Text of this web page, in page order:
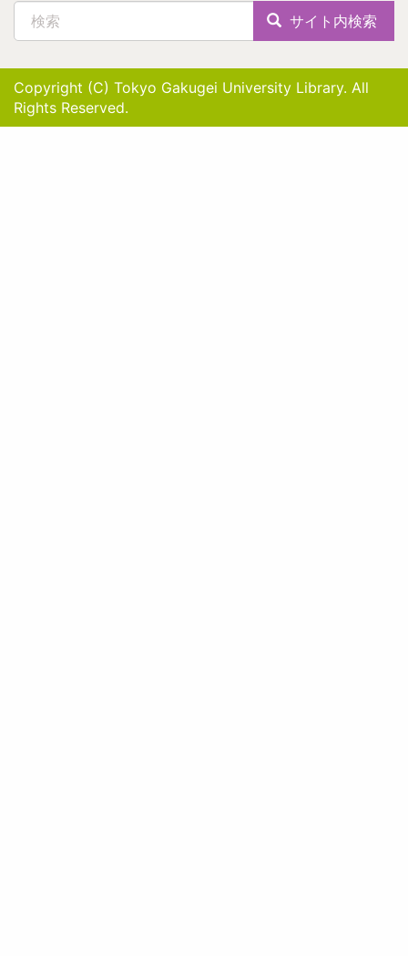
検索
サイト内検索
Copyright (C) Tokyo Gakugei University Library. All
Rights Reserved.